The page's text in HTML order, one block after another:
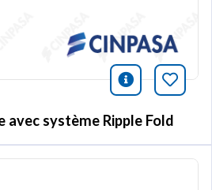
icono
avec système Ripple Fold